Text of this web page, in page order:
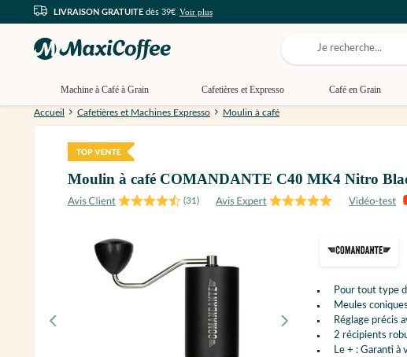
LIVRAISON GRATUITE dès 39€ Voir plus
Machine à Café à Grain Cafetières et Expresso Café en Grain
Accueil Cafetières et Machines Expresso Moulin à café
Moulin à café COMANDANTE C40 MK4 Nitro
(31)
Pour tout type
Meules
Réglage précis
2 récipients
Le + : Garanti à